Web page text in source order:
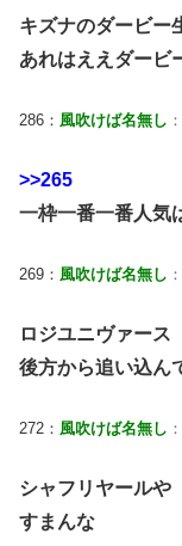
キズナのダービー
あれはええダービ
286： 風吹けば名無し
>>265
一枠一番一番人気
269： 風吹けば名無し
ロジユニヴァース
後方から追い込ん
272： 風吹けば名無し
シャフリヤールや
すまんな